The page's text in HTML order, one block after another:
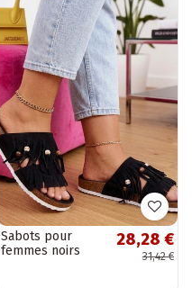
Sabots pour
femmes noirs
28,28 €
31,42 €